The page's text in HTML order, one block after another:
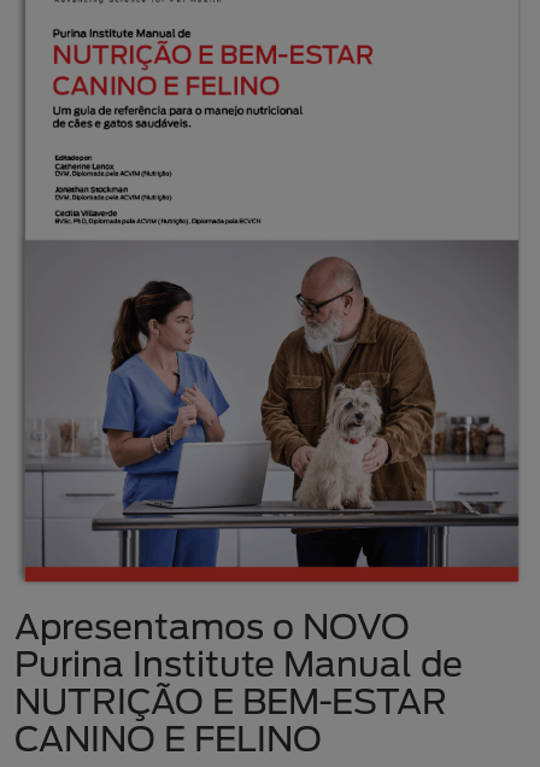
Apresentamos o NOVO
Purina Institute Manual de
NUTRIÇÃO E BEM-ESTAR
CANINO E FELINO